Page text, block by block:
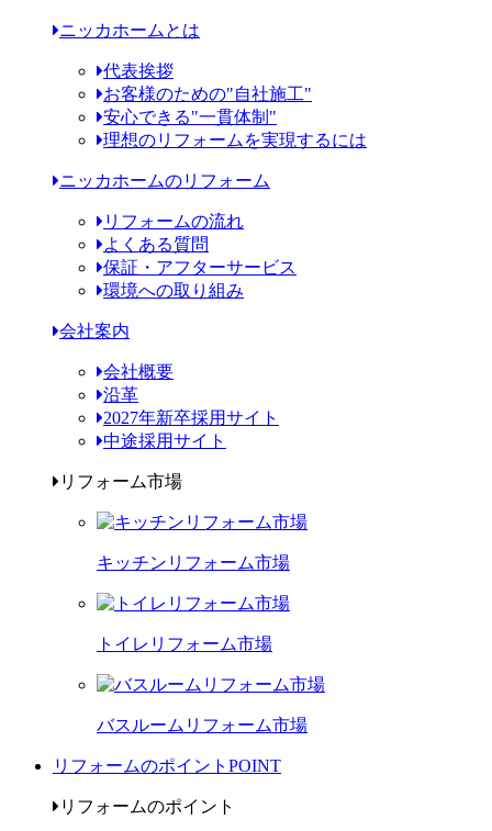
ニッカホームとは
代表挨拶
お客様のための"自社施工"
安心できる"一貫体制"
理想のリフォームを実現するには
ニッカホームのリフォーム
リフォームの流れ
よくある質問
保証・アフターサービス
環境への取り組み
会社案内
会社概要
沿革
2027年新卒採用サイト
中途採用サイト
リフォーム市場
キッチンリフォーム市場
トイレリフォーム市場
バスルームリフォーム市場
リフォームのポイント POINT
リフォームのポイント